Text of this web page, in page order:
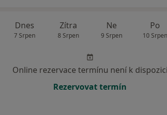
Dnes
7 Srpen
Zítra
8 Srpen
Ne
9 Srpen
Po
10 Srpen
Online rezervace termínu není k dispozici
Rezervovat termín